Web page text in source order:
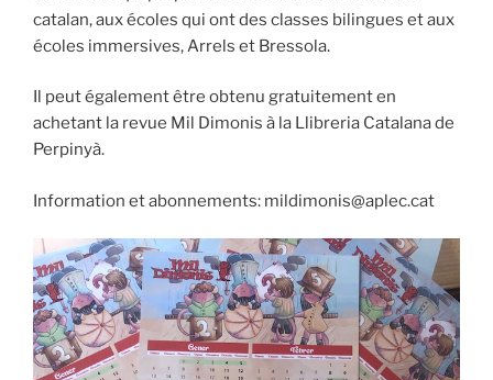
catalan, aux écoles qui ont des classes bilingues et aux
écoles immersives, Arrels et Bressola.
Il peut également être obtenu gratuitement en
achetant la revue Mil Dimonis à la Llibreria Catalana de
Perpinyà.
Information et abonnements: mildimonis@aplec.cat